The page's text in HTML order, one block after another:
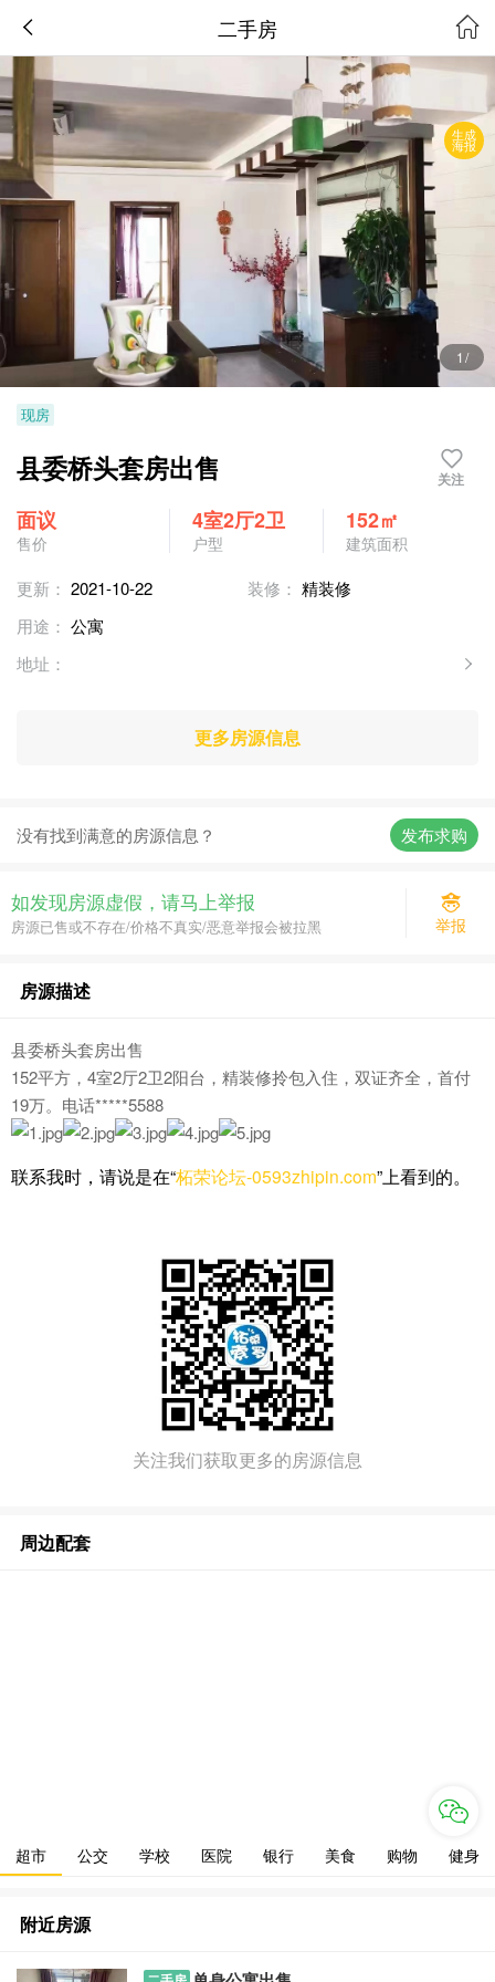
生成
海报
二手房
1 /
现房
县委桥头套房出售 关注
面议
售价
4室2厅2卫
户型
152㎡
建筑面积
更新： 2021-10-22 装修： 精装修
用途： 公寓
地址：
更多房源信息
没有找到满意的房源信息？ 发布求购
如发现房源虚假，请马上举报
房源已售或不存在/价格不真实/恶意举报会被拉黑 举报
房源描述
县委桥头套房出售
152平方，4室2厅2卫2阳台，精装修拎包入住，双证齐全，首付
19万。电话*****5588
联系我时，请说是在“柘荣论坛-0593zhipin.com”上看到的。
关注我们获取更多的房源信息
周边配套
超市 公交 学校 医院 银行 美食 购物 健身
附近房源